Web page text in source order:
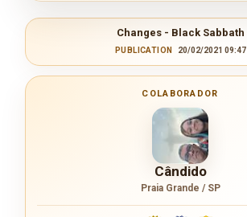
Changes - Black Sabbath
PUBLICATION 20/02/2021 09:47
COLABORADOR
Cândido
Praia Grande / SP